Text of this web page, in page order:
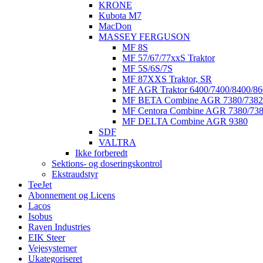
KRONE
Kubota M7
MacDon
MASSEY FERGUSON
MF 8S
MF 57/67/77xxS Traktor
MF 5S/6S/7S
MF 87XXS Traktor, SR
MF AGR Traktor 6400/7400/8400/
MF BETA Combine AGR 7380/7382
MF Centora Combine AGR 7380/
MF DELTA Combine AGR 9380
SDF
VALTRA
Ikke forberedt
Sektions- og doseringskontrol
Ekstraudstyr
TeeJet
Abonnement og Licens
Lacos
Isobus
Raven Industries
EIK Steer
Vejesystemer
Ukategoriseret